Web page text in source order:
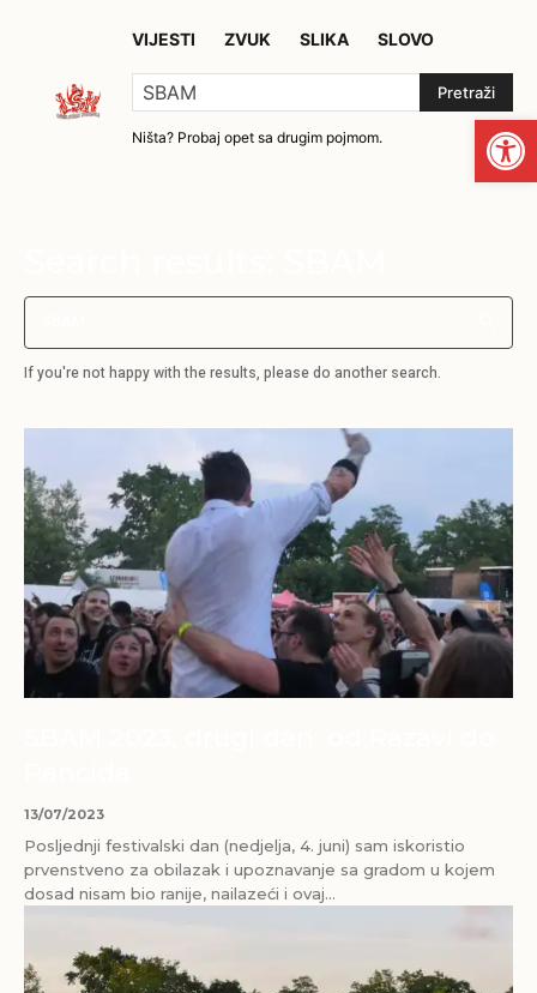
VIJESTI ZVUK SLIKA SLOVO
Pretraži
Ništa? Probaj opet sa drugim pojmom.
If you're not happy with the results, please do another search.
13/07/2023
Posljednji festivalski dan (nedjelja, 4. juni) sam iskoristio
prvenstveno za obilazak i upoznavanje sa gradom u kojem
dosad nisam bio ranije, nailazeći i ovaj...